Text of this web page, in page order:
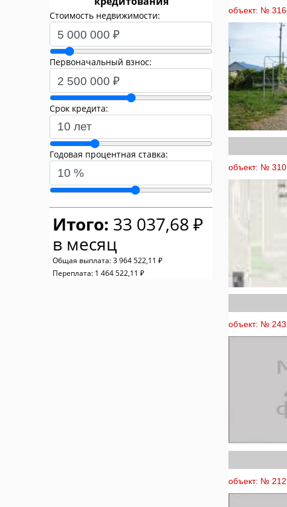
объект: №
объект: №
объект: №
объект: №
Стоимость недвижимости:
Первоначальный взнос:
Срок кредита:
Годовая процентная ставка:
Итого: 33 037,68 ₽
в месяц
Общая выплата: 3 964 522,11 ₽
Переплата: 1 464 522,11 ₽